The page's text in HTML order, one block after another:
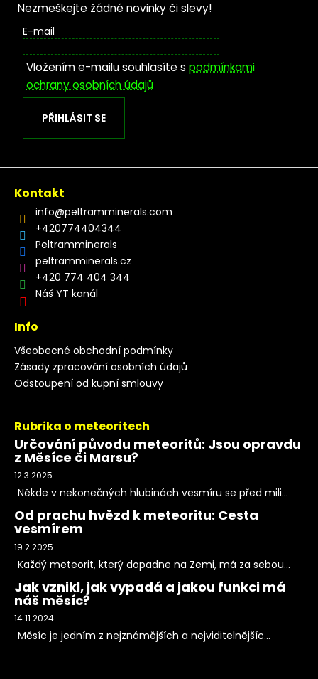
Nezmeškejte žádné novinky či slevy!
E-mail
Vložením e-mailu souhlasíte s podmínkami
ochrany osobních údajů
PŘIHLÁSIT SE
Kontakt
info@peltramminerals.com
+420774404344
Peltramminerals
peltramminerals.cz
+420 774 404 344
Náš YT kanál
Info
Všeobecné obchodní podmínky
Zásady zpracování osobních údajů
Odstoupení od kupní smlouvy
Rubrika o meteoritech
Určování původu meteoritů: Jsou opravdu
z Měsíce či Marsu?
12.3.2025
Někde v nekonečných hlubinách vesmíru se před mili...
Od prachu hvězd k meteoritu: Cesta
vesmírem
19.2.2025
Každý meteorit, který dopadne na Zemi, má za sebou...
Jak vznikl, jak vypadá a jakou funkci má
náš měsíc?
14.11.2024
Měsíc je jedním z nejznámějších a nejviditelnějšíc...